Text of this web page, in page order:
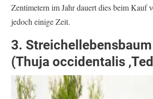
Zentimetern im Jahr dauert dies beim Kauf
jedoch einige Zeit.
3.
(Thuja occidentalis